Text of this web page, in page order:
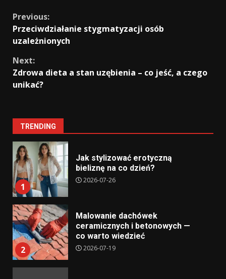
Continue
Reading
Previous:
Przeciwdziałanie stygmatyzacji osób
uzależnionych
Next:
Zdrowa dieta a stan uzębienia – co jeść, a czego
unikać?
TRENDING
1
Jak stylizować erotyczną
bieliznę na co dzień?
2026-07-26
2
Malowanie dachówek
ceramicznych i betonowych —
co warto wiedzieć
2026-07-19